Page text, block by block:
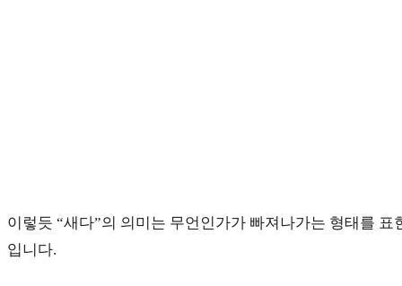
이렇듯 “새다”의 의미는 무언인가가 빠져나가는 형태를
입니다.